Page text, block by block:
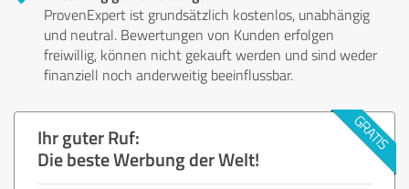
ProvenExpert ist grundsätzlich kostenlos, unabhängig
und neutral. Bewertungen von Kunden erfolgen
freiwillig, können nicht gekauft werden und sind weder
finanziell noch anderweitig beeinflussbar.
Ihr guter Ruf:
Die beste Werbung der Welt!